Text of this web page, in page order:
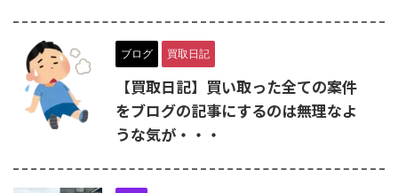
ブログ 買取日記
【買取日記】買い取った全ての案件
をブログの記事にするのは無理なよ
うな気が・・・